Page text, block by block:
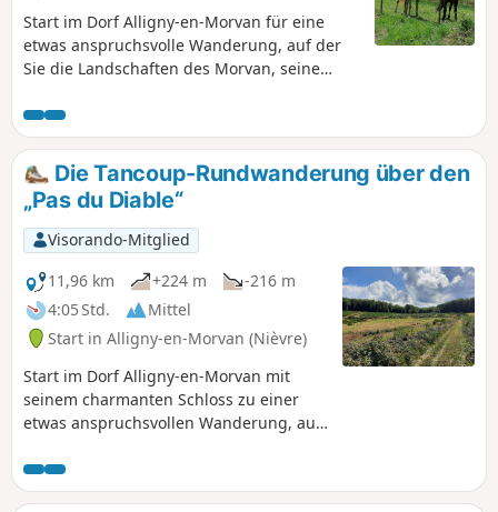
Start im Dorf Alligny-en-Morvan für eine
etwas anspruchsvolle Wanderung, auf der
Sie die Landschaften des Morvan, seine
hübsches kleines Herrenhaus, die
Weihnachtsbaumplantagen und seine
schönen Aussichtspunkte entdecken
können.Die Tancoup-Rundwanderung über den
„Pas du Diable“
Visorando-Mitglied
11,96 km
+224 m
-216 m
4:05 Std.
Mittel
Start in Alligny-en-Morvan (Nièvre)
Start im Dorf Alligny-en-Morvan mit
seinem charmanten Schloss zu einer
etwas anspruchsvollen Wanderung, auf
mit Tannen, Wäldern und kleinen
Bächen entdecken können.